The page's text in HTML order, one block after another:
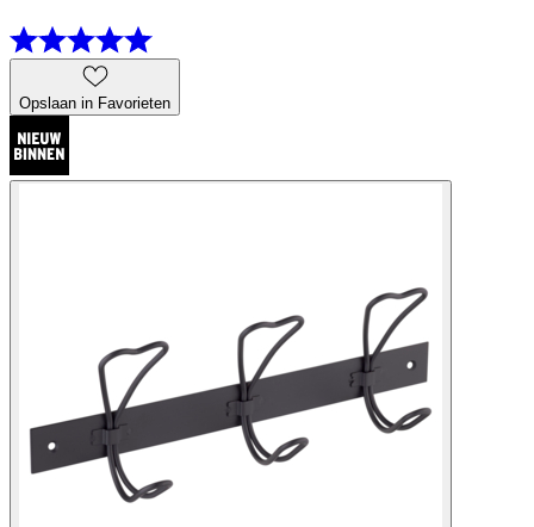
Opslaan in Favorieten